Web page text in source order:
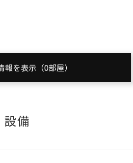
を表示（0部屋）
備